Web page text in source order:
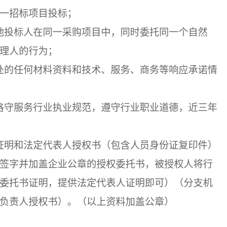
招标项目投标；
标人在同一采购项目中，同时委托同一个自然
人的行为；
任何材料资料和技术、服务、商务等响应承诺情
服务行业执业规范，遵守行业职业道德，近三年
和法定代表人授权书（包含人员身份证复印件）
字并加盖企业公章的授权委托书，被授权人将行
托书证明，提供法定代表人证明即可）（分支机
责人授权书）。（以上资料加盖公章）